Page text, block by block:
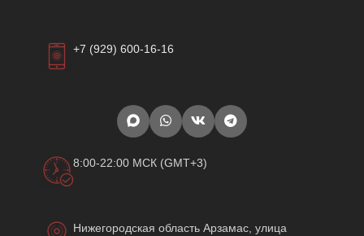
+7 (929) 600-16-16
8:00-22:00 МСК (GMT+3)
Нижегородская область Арзамас, улица